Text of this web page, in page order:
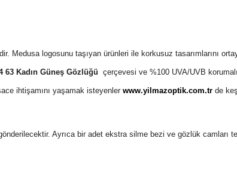
Medusa logosunu taşıyan ürünleri ile korkusuz tasarımlarını
63 Kadın Güneş Gözlüğü çerçevesi ve %100 UVA/UVB
ihtişamını yaşamak isteyenler www.yilmazoptik.com.tr de
Ayrıca bir adet ekstra silme bezi ve gözlük